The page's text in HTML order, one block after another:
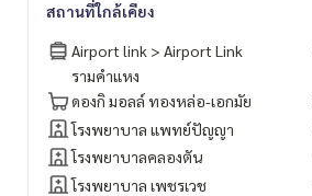
สถานที่ใกล้เคียง
Airport link > Airport Link
รามคำแหง
ดองกิ มอลล์ ทองหล่อ-เอกมัย
โรงพยาบาล แพทย์ปัญญา
โรงพยาบาลคลองตัน
โรงพยาบาล เพชรเวช